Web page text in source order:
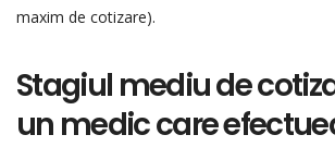
maxim de cotizare).
Stagiul mediu de
un medic care